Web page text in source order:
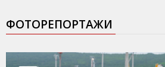
ФОТОРЕПОРТАЖИ